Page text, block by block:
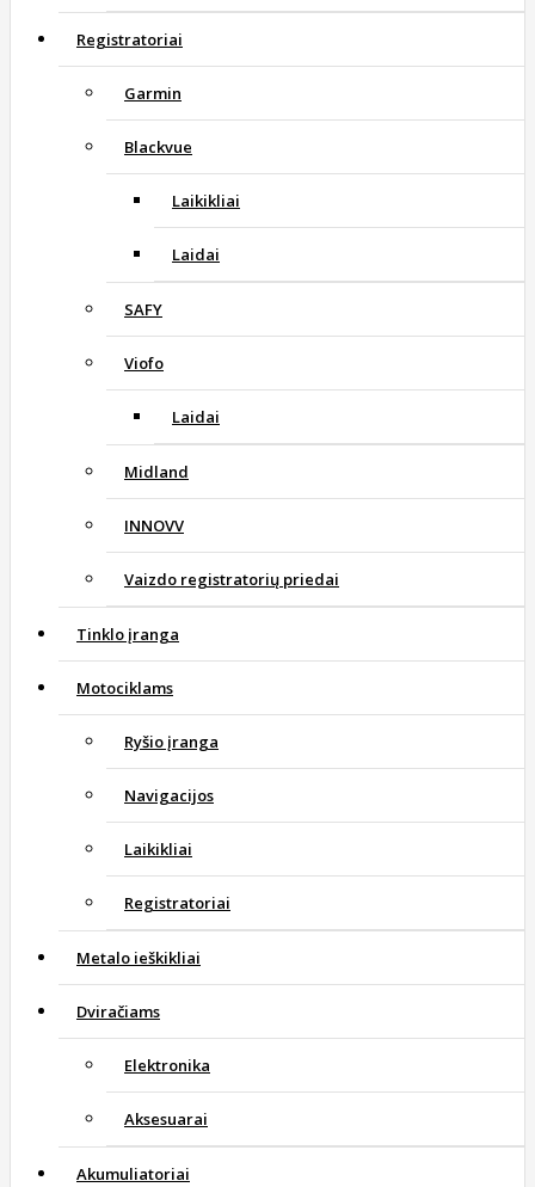
Registratoriai
Garmin
Blackvue
Laikikliai
Laidai
SAFY
Viofo
Laidai
Midland
INNOVV
Vaizdo registratorių priedai
Tinklo įranga
Motociklams
Ryšio įranga
Navigacijos
Laikikliai
Registratoriai
Metalo ieškikliai
Dviračiams
Elektronika
Aksesuarai
Akumuliatoriai